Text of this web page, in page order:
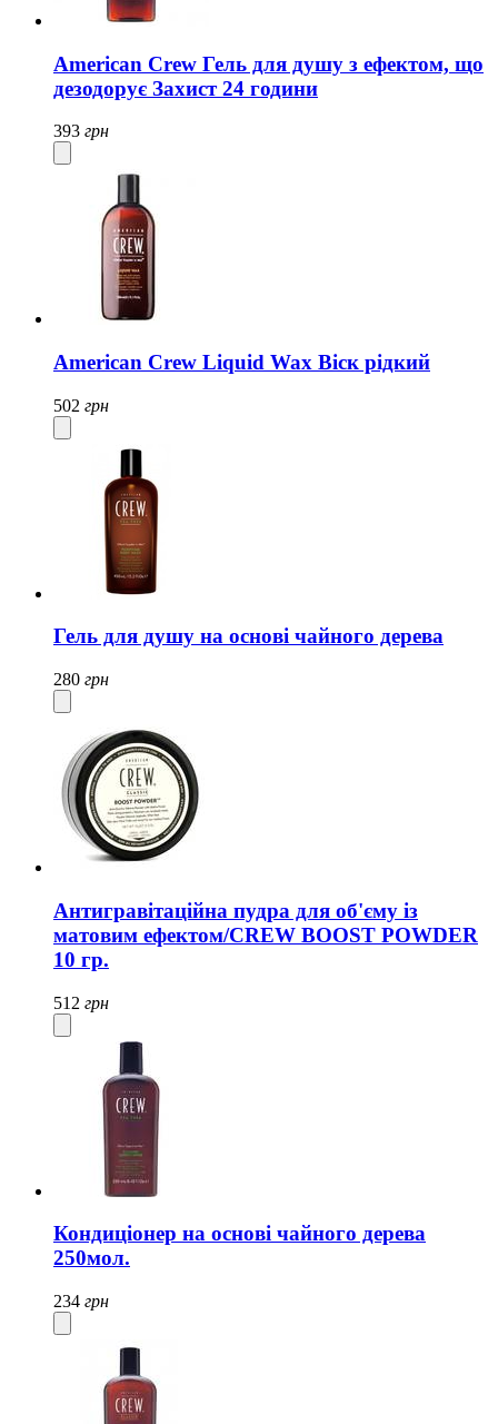
American Crew Гель для душу з ефектом, що
дезодорує Захист 24 години
393 грн
American Crew Liquid Wax Віск рідкий
502 грн
Гель для душу на основі чайного дерева
280 грн
Антигравітаційна пудра для об'єму із
матовим ефектом/CREW BOOST POWDER
10 гр.
512 грн
Кондиціонер на основі чайного дерева
250мол.
234 грн